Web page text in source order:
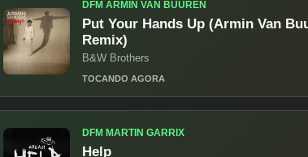
10:44
AM
FX-01
FX